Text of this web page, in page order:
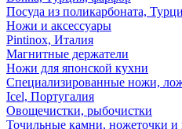
Посуда из поликарбоната,
Ножи и аксессуары
Pintinox, Италия
Магнитные держатели
Ножи для японской кухни
Специализированные ножи,
Icel, Португалия
Овощечистки, рыбочистки
Точильные камни, ножеточки и